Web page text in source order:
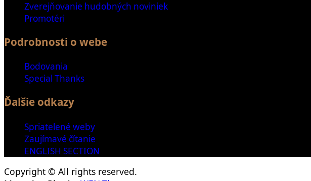
Zverejňovanie hudobných noviniek
Promotéri
Podrobnosti o webe
Bodovania
Special Thanks
Ďalšie odkazy
Spriatelené weby
Zaujímavé čítanie
ENGLISH SECTION
Copyright © All rights reserved.